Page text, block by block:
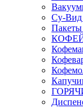
Су-Вид
Пакеты